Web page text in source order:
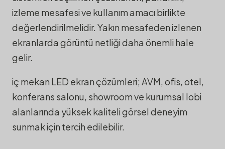
izleme mesafesi ve kullanım amacı birlikte
değerlendirilmelidir. Yakın mesafeden izlenen
ekranlarda görüntü netliği daha önemli hale
gelir.
iç mekan LED ekran çözümleri; AVM, ofis, otel,
konferans salonu, showroom ve kurumsal lobi
alanlarında yüksek kaliteli görsel deneyim
sunmak için tercih edilebilir.